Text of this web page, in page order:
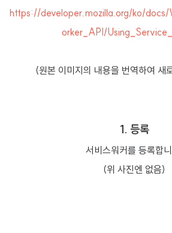
https://developer.mozilla.org/ko/
orker_API/
(원본 이미지의 내용을 번역하여 새
1. 등록
서비스워커를 등록합
(위 사진엔 없음)